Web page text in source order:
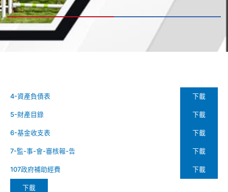
4-資產負債表 下載
5-財產目錄 下載
6-基金收支表 下載
7-監-事-會-審核報-告 下載
107政府補助經費 下載
下載